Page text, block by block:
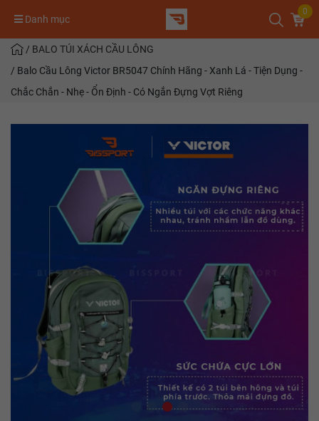
Danh mục
0
/ BALO TÚI XÁCH CẦU LÔNG
/ Balo Cầu Lông Victor BR5047 Chính Hãng - Xanh Lá - Tiện Dụng -
Chắc Chắn - Nhẹ - Ổn Định - Có Ngắn Đựng Vợt Riêng